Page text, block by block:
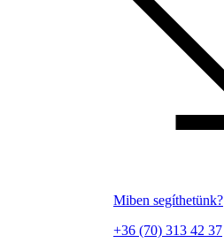
Miben segíthetünk?
+36 (70) 313 42 37